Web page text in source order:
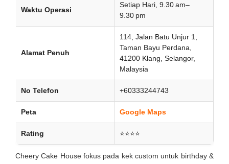
Waktu Operasi
Setiap Hari, 9.30 am–
9.30 pm
Alamat Penuh
114, Jalan Batu Unjur 1,
Taman Bayu Perdana,
41200 Klang, Selangor,
Malaysia
No Telefon +60333244743
Peta Google Maps
Rating ⭐⭐⭐⭐
Cheery Cake House fokus pada kek custom untuk birthday &